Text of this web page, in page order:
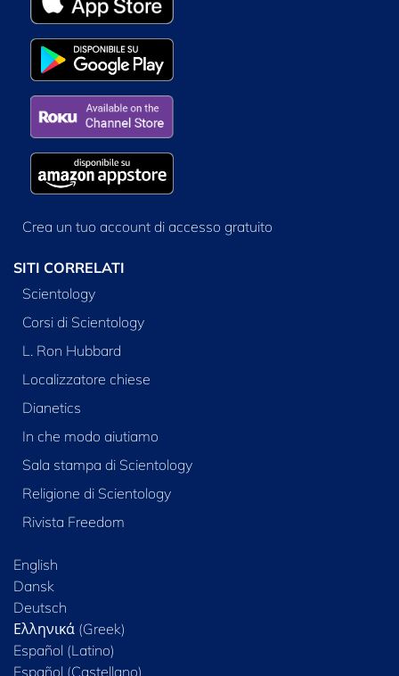
Crea un tuo account di accesso gratuito
SITI CORRELATI
Scientology
Corsi di Scientology
L. Ron Hubbard
Localizzatore chiese
Dianetics
In che modo aiutiamo
Sala stampa di Scientology
Religione di Scientology
Rivista Freedom
English
Dansk
Deutsch
Ελληνικά (Greek)
Español (Latino)
Español (Castellano)